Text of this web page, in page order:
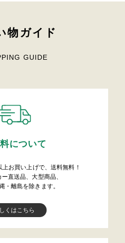
物ガイド
GUIDE
について
お買い上げで、送料無料！
直送品、大型商品、
・離島を除きます。
くはこちら